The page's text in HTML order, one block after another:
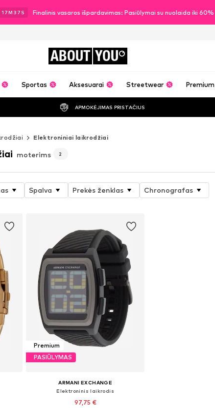
17M 35 S Finalinis vasaros išpardavimas: Pasiūlymai su nuolaida iki 60%
ABOUT YOU
Sportas Aksesuarai Streetwear Premium
APMOKĖJIMAS PRISTAČIUS
Elektroniniai laikrodžiai
moterims 2
Spalva Prekės ženklas Chronografas
Premium
PASIŪLYMAS
ARMANI EXCHANGE
Elektroninis laikrodis
97,75 €